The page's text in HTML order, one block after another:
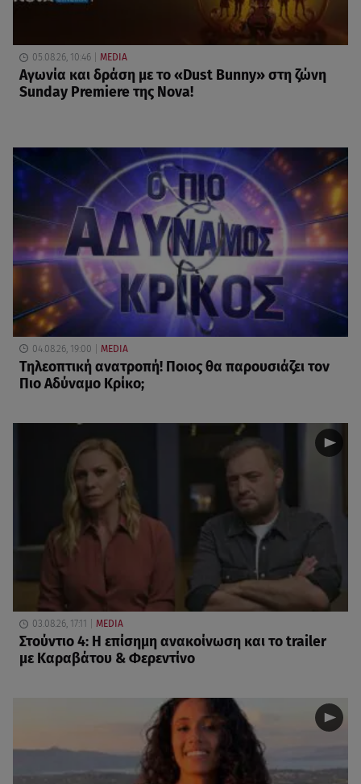
05.08.26, 10:46 MEDIA
Αγωνία και δράση με το «Dust Bunny» στη ζώνη
Sunday Premiere της Nova!
04.08.26, 19:00 MEDIA
Τηλεοπτική ανατροπή! Ποιος θα παρουσιάζει τον
Πιο Αδύναμο Κρίκο;
03.08.26, 17:11 MEDIA
Στούντιο 4: Η επίσημη ανακοίνωση και το trailer
με Καραβάτου & Φερεντίνο